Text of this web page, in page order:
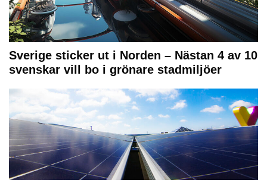
Sverige sticker ut i Norden – Nästan 4 av 10
svenskar vill bo i grönare stadmiljöer